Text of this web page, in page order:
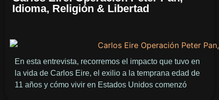
Idioma, Religión & Libertad
En esta entrevista, recorremos el impacto que tuvo en
la vida de Carlos Eire, el exilio a la temprana edad de
11 años y cómo vivir en Estados Unidos comenzó